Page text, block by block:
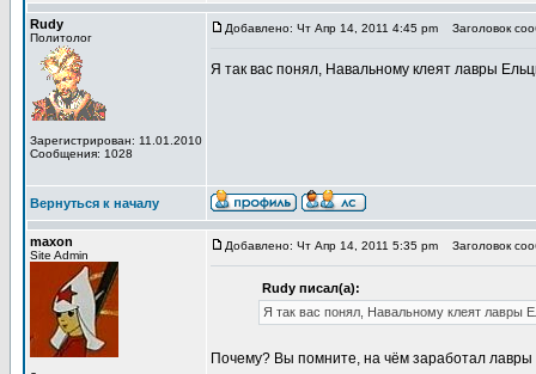
Rudy
Политолог
Зарегистрирован: 11.01.2010
Сообщения: 1028
Добавлено: Чт Апр 14, 2011 4:45 pm Заголовок
Я так вас понял, Навальному клеят лавры
Вернуться к началу
maxon
Site Admin
Добавлено: Чт Апр 14, 2011 5:35 pm Заголовок
Rudy писал(а):
Я так вас понял, Навальному клеят лавры
Почему? Вы помните, на чём заработал